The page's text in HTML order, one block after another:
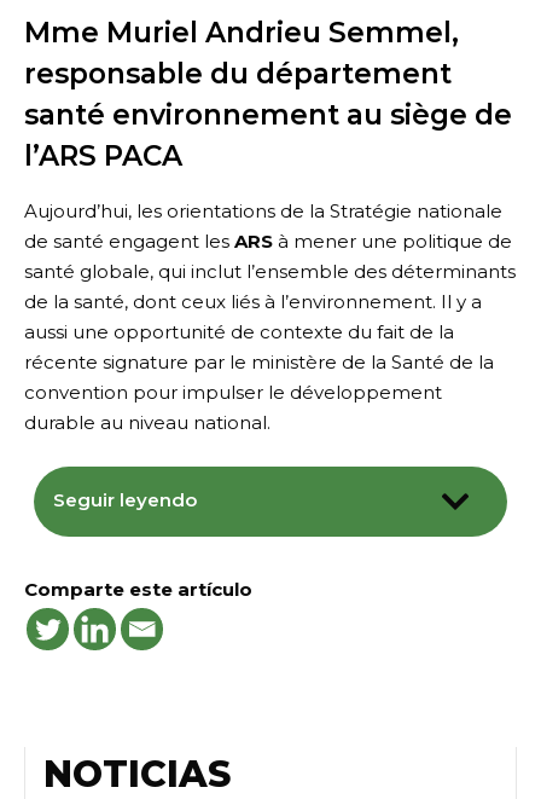
Mme Muriel Andrieu Semmel,
responsable du département
santé environnement au siège de
l’ARS PACA
Aujourd’hui, les orientations de la Stratégie nationale
de santé engagent les ARS à mener une politique de
santé globale, qui inclut l’ensemble des déterminants
de la santé, dont ceux liés à l’environnement. Il y a
aussi une opportunité de contexte du fait de la
récente signature par le ministère de la Santé de la
convention pour impulser le développement
durable au niveau national.
Seguir leyendo
Comparte este artículo
NOTICIAS